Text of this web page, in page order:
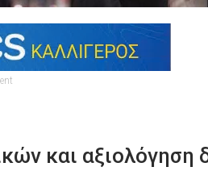
και αξιολόγηση